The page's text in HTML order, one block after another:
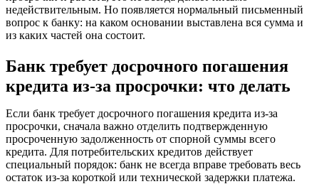
недействительным. Но появляется нормальный письменный
вопрос к банку: на каком основании выставлена вся сумма и
из каких частей она состоит.
Банк требует досрочного погашения
кредита из-за просрочки: что делать
Если банк требует досрочного погашения кредита из-за
просрочки, сначала важно отделить подтвержденную
просроченную задолженность от спорной суммы всего
кредита. Для потребительских кредитов действует
специальный порядок: банк не всегда вправе требовать весь
остаток из-за короткой или технической задержки платежа.